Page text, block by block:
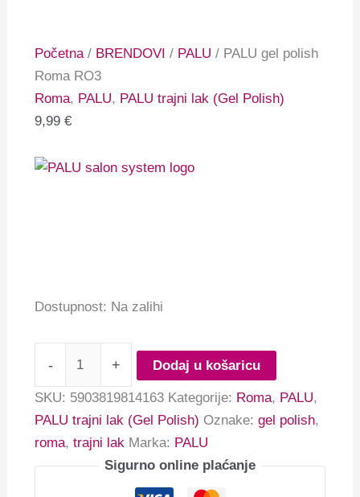
Početna / BRENDOVI / PALU / PALU gel polish
Roma RO3
Roma, PALU, PALU trajni lak (Gel Polish)
9,99€
Dostupnost: Na zalihi
- + Dodaj u košaricu
SKU: 5903819814163 Kategorije: Roma, PALU,
PALU trajni lak (Gel Polish) Oznake:gel polish,
roma,trajni lak Marka: PALU
Sigurno online plaćanje